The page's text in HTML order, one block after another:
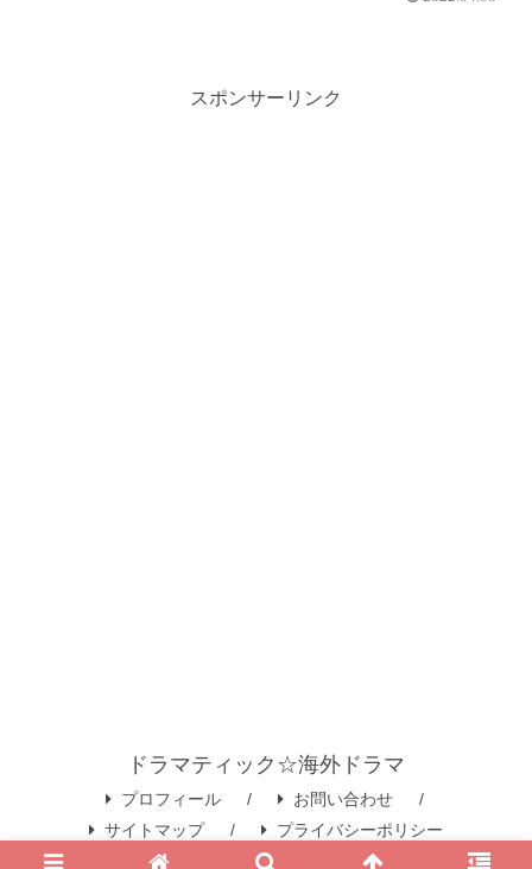
スポンサーリンク
ドラマティック☆海外ドラマ
プロフィール
お問い合わせ
サイトマップ
プライバシーポリシー